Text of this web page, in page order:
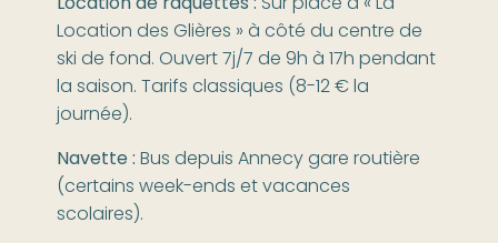
Location des Glières » à côté du centre de
ski de fond. Ouvert 7j/7 de 9h à 17h pendant
la saison. Tarifs classiques (8-12 € la
journée).
Navette :Bus depuis Annecy gare routière
(certains week-ends et vacances
scolaires).